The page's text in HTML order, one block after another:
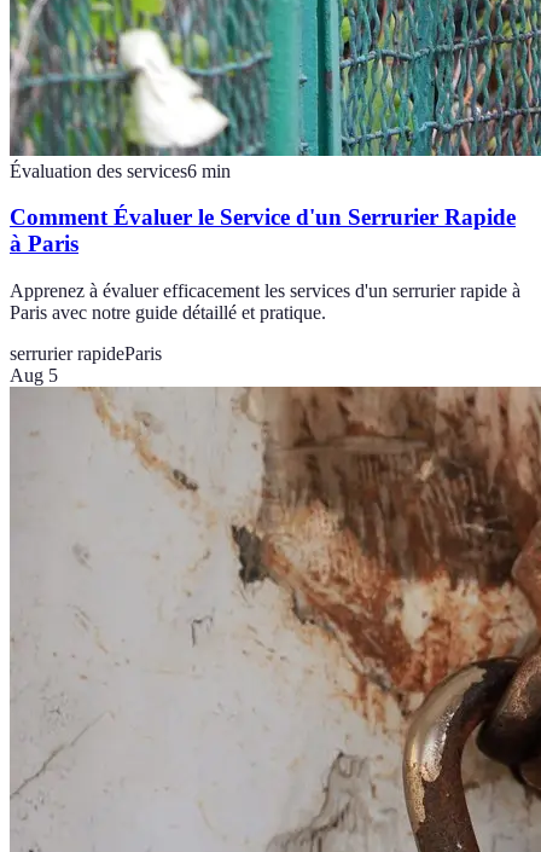
Évaluation des services6 min
Comment Évaluer le Service d'un Serrurier Rapide
à Paris
Apprenez à évaluer efficacement les services d'un serrurier rapide à
Paris avec notre guide détaillé et pratique.
serrurier rapideParis
Aug 5